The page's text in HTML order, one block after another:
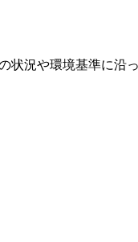
状況や環境基準に沿